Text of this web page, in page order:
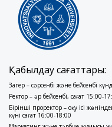
Қабылдау сағаттары:
Заңгер – сәрсенбі және бейсенбі
Ректор – әр бейсенбі, сағат 15:00-
Бірінші проректор – оқу ісі
күні сағат 16:00-18:00